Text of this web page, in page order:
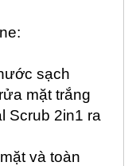
sạch
mặt trắng
Scrub 2in1 ra
và toàn